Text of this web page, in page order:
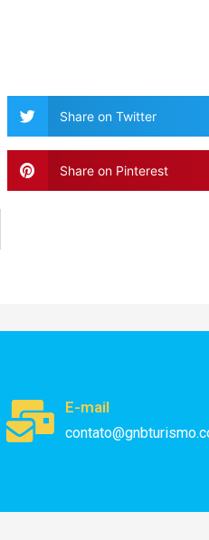
Share on Twitter
Share on Pinterest
E-mail